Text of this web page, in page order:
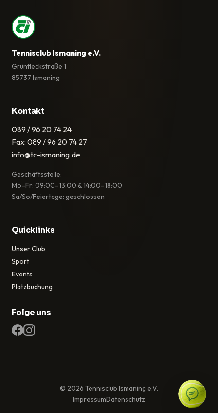
Tennisclub Ismaning e.V.
Grünfleckstraße 1
85737 Ismaning
Kontakt
089 / 96 20 74 24
Fax: 089 / 96 20 74 27
info@tc-ismaning.de
Geschäftsstelle:
Mo–Fr: 09:00–13:00 & 14:00–18:00
Sa/So/Feiertage: geschlossen
Quicklinks
Unser Club
Sport
Events
Platzbuchung
Folge uns
© 2026 Tennisclub Ismaning e.V.
ImpressumDatenschutz